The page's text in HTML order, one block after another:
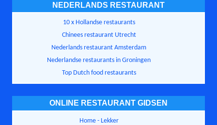
NEDERLANDS RESTAURANT
10 x Hollandse restaurants
Chinees restaurant Utrecht
Nederlands restaurant Amsterdam
Nederlandse restaurants in Groningen
Top Dutch food restaurants
ONLINE RESTAURANT GIDSEN
Home - Lekker